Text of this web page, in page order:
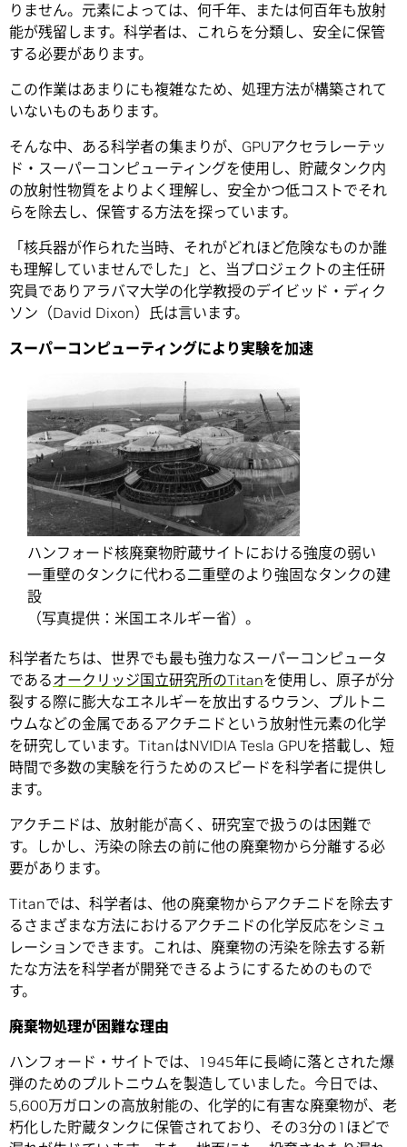
りません。元素によっては、何千年、または何百年も放射
能が残留します。科学者は、これらを分類し、安全に保管
する必要があります。
この作業はあまりにも複雑なため、処理方法が構築されて
いないものもあります。
そんな中、ある科学者の集まりが、GPUアクセラレーテッ
ド・スーパーコンピューティングを使用し、貯蔵タンク内
の放射性物質をよりよく理解し、安全かつ低コストでそれ
らを除去し、保管する方法を探っています。
「核兵器が作られた当時、それがどれほど危険なものか誰
も理解していませんでした」と、当プロジェクトの主任研
究員でありアラバマ大学の化学教授のデイビッド・ディク
ソン（David Dixon）氏は言います。
スーパーコンピューティングにより実験を加速
ハンフォード核廃棄物貯蔵サイトにおける強度の弱い
一重壁のタンクに代わる二重壁のより強固なタンクの建
設
（写真提供：米国エネルギー省）。
科学者たちは、世界でも最も強力なスーパーコンピュータ
であるオークリッジ国立研究所のTitanを使用し、原子が分
裂する際に膨大なエネルギーを放出するウラン、プルトニ
ウムなどの金属であるアクチニドという放射性元素の化学
を研究しています。TitanはNVIDIA Tesla GPUを搭載し、短
時間で多数の実験を行うためのスピードを科学者に提供し
ます。
アクチニドは、放射能が高く、研究室で扱うのは困難で
す。しかし、汚染の除去の前に他の廃棄物から分離する必
要があります。
Titanでは、科学者は、他の廃棄物からアクチニドを除去す
るさまざまな方法におけるアクチニドの化学反応をシミュ
レーションできます。これは、廃棄物の汚染を除去する新
たな方法を科学者が開発できるようにするためのもので
す。
廃棄物処理が困難な理由
ハンフォード・サイトでは、1945年に長崎に落とされた爆
弾のためのプルトニウムを製造していました。今日では、
5,600万ガロンの高放射能の、化学的に有害な廃棄物が、老
朽化した貯蔵タンクに保管されており、その3分の1ほどで